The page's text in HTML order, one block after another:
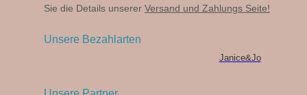
Janice&Jo
Sie die Details unserer Versand und Zahlungs Seite!
Unsere Bezahlarten